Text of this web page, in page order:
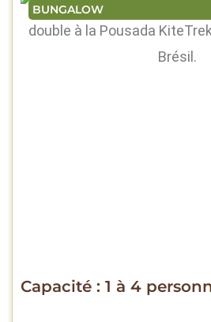
BUNGALOW
Capacité : 1 à 4